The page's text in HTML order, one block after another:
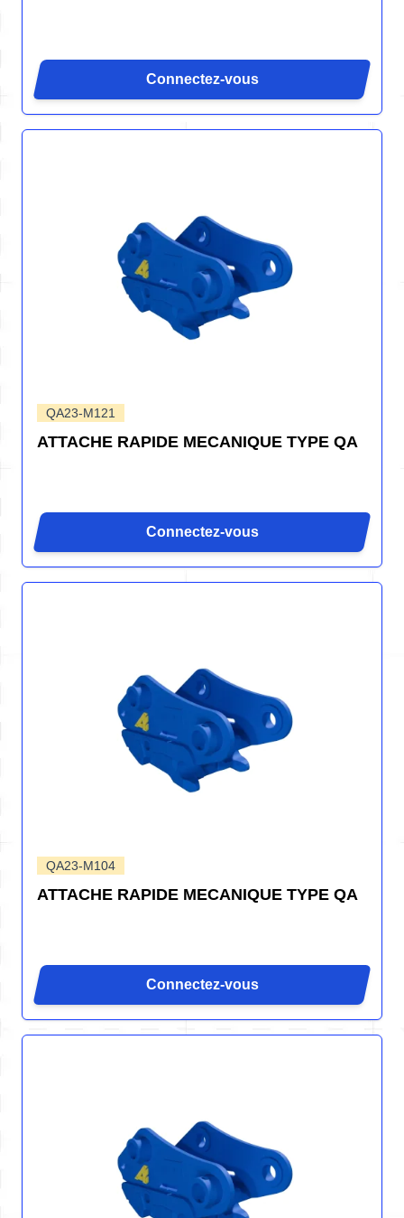
Connectez-vous
QA23-M121
ATTACHE RAPIDE MECANIQUE TYPE QA
Connectez-vous
QA23-M104
ATTACHE RAPIDE MECANIQUE TYPE QA
Connectez-vous